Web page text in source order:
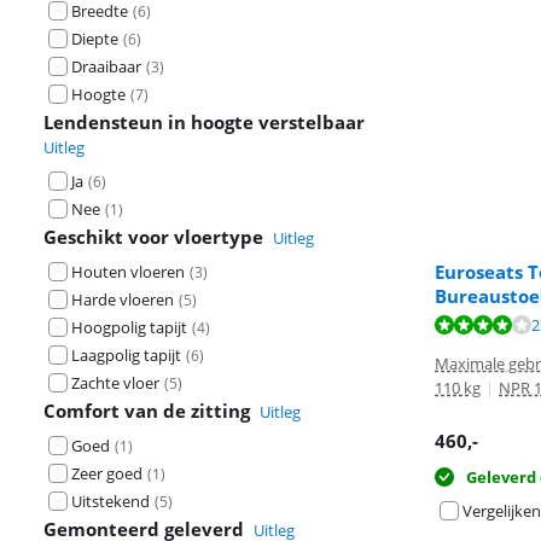
Breedte (6)
Diepte (6)
Draaibaar (3)
Hoogte (7)
Lendensteun in hoogte verstelbaar
Uitleg
Ja (6)
Nee (1)
Geschikt voor vloertype Uitleg
Houten vloeren (3)
Harde vloeren (5)
Hoogpolig tapijt (4)
Laagpolig tapijt (6)
Zachte vloer (5)
Comfort van de zitting Uitleg
Goed (1)
Zeer goed (1)
Uitstekend (5)
Gemonteerd geleverd Uitleg
Euroseats
Beoordeling is
Maximale
110 kg | NPR
460,-
Geleverd
Vergelijken
Beoordeling is
Beoordeling is